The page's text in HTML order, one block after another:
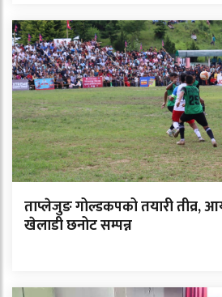
ताप्लेजुङ गोल्डकपको तयारी तीव्र,
खेलाडी छनोट सम्पन्न